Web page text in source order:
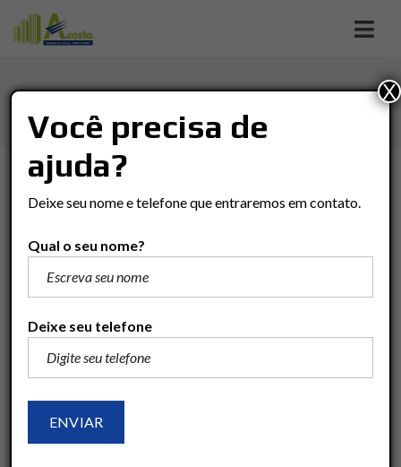
TIPO DE NEGÓCIO
TIPO DO IMÓVEL
BAIRRO
Você precisa de
ajuda?
Deixe seu nome e telefone que entraremos em contato.
Qual o seu nome?
Deixe seu telefone
X